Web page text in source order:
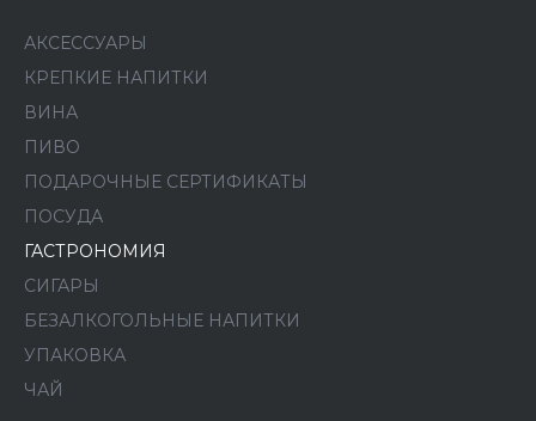
АКСЕССУАРЫ
КРЕПКИЕ НАПИТКИ
ВИНА
ПИВО
ПОДАРОЧНЫЕ СЕРТИФИКАТЫ
ПОСУДА
ГАСТРОНОМИЯ
СИГАРЫ
БЕЗАЛКОГОЛЬНЫЕ НАПИТКИ
УПАКОВКА
ЧАЙ